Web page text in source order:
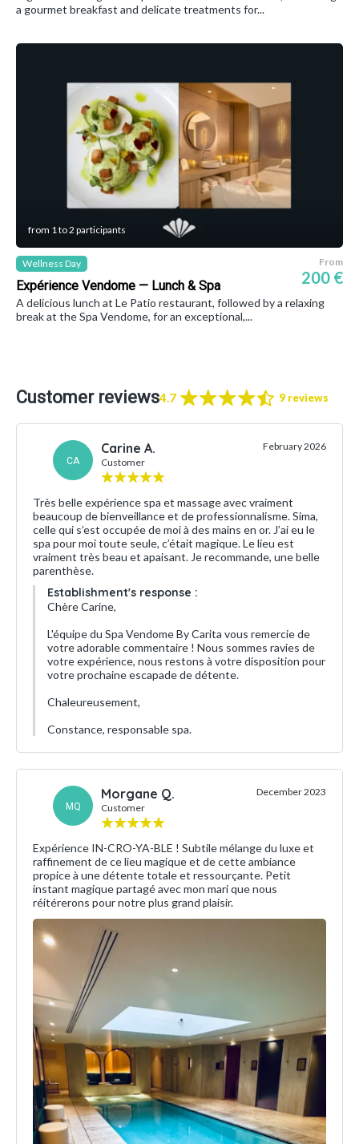
a gourmet breakfast and delicate treatments for...
from 1 to 2 participants
Wellness Day
Expérience Vendome — Lunch & Spa
From
200 €
A delicious lunch at Le Patio restaurant, followed by a relaxing
break at the Spa Vendome, for an exceptional,...
Customer reviews4.7 9 reviews
CA
Carine A.
Customer
February 2026
Très belle expérience spa et massage avec vraiment
beaucoup de bienveillance et de professionnalisme. Sima,
celle qui s’est occupée de moi à des mains en or. J’ai eu le
spa pour moi toute seule, c’était magique. Le lieu est
vraiment très beau et apaisant. Je recommande, une belle
parenthèse.
Establishment's response :
Chère Carine,
L'équipe du Spa Vendome By Carita vous remercie de
votre adorable commentaire ! Nous sommes ravies de
votre expérience, nous restons à votre disposition pour
votre prochaine escapade de détente.
Chaleureusement,
Constance, responsable spa.
MQ
Morgane Q.
Customer
December 2023
Expérience IN-CRO-YA-BLE ! Subtile mélange du luxe et
raffinement de ce lieu magique et de cette ambiance
propice à une détente totale et ressourçante. Petit
instant magique partagé avec mon mari que nous
réitérerons pour notre plus grand plaisir.